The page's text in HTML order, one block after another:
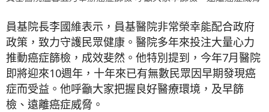
員基院長李國維表示，員基醫院非常榮幸能配合政府
政策，致力守護民眾健康。醫院多年來投注大量心力
推動癌症篩檢，成效斐然。他特別提到，今年7月醫院
即將迎來10週年，十年來已有無數民眾因早期發現癌
症而受益。他呼籲大家把握良好醫療環境，及早篩
檢、遠離癌症威脅。